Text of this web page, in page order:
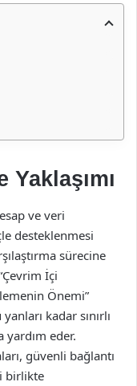
ve veri
desteklenmesi
sürecine
İçi
Önemi”
kadar sınırlı
yardım eder.
güvenli bağlantı
birlikte